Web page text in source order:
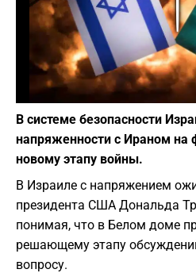
В системе безопасности
напряженности с Ираном на
новому этапу войны.
В Израиле с напряжением
президента США Дональда
понимая, что в Белом доме
решающему этапу
вопросу.